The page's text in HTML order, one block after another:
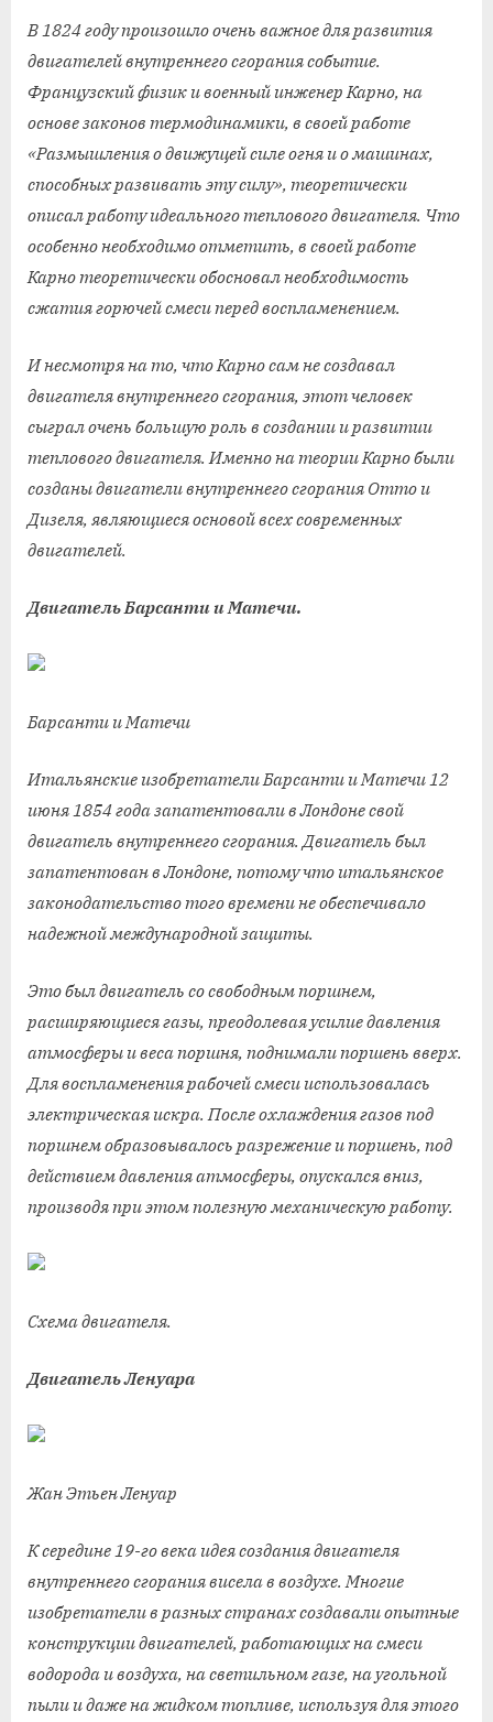
В 1824 году произошло очень важное для развития
двигателей внутреннего сгорания событие.
Французский физик и военный инженер Карно, на
основе законов термодинамики, в своей работе
«Размышления о движущей силе огня и о машинах,
способных развивать эту силу», теоретически
описал работу идеального теплового двигателя. Что
особенно необходимо отметить, в своей работе
Карно теоретически обосновал необходимость
сжатия горючей смеси перед воспламенением.
И несмотря на то, что Карно сам не создавал
двигателя внутреннего сгорания, этот человек
сыграл очень большую роль в создании и развитии
теплового двигателя. Именно на теории Карно были
созданы двигатели внутреннего сгорания Отто и
Дизеля, являющиеся основой всех современных
двигателей.
Двигатель Барсанти и Матечи.
Барсанти и Матечи
Итальянские изобретатели Барсанти и Матечи 12
июня 1854 года запатентовали в Лондоне свой
двигатель внутреннего сгорания. Двигатель был
запатентован в Лондоне, потому что итальянское
законодательство того времени не обеспечивало
надежной международной защиты.
Это был двигатель со свободным поршнем,
расширяющиеся газы, преодолевая усилие давления
атмосферы и веса поршня, поднимали поршень вверх.
Для воспламенения рабочей смеси использовалась
электрическая искра. После охлаждения газов под
поршнем образовывалось разрежение и поршень, под
действием давления атмосферы, опускался вниз,
производя при этом полезную механическую работу.
Схема двигателя.
Двигатель Ленуара
Жан Этьен Ленуар
К середине 19-го века идея создания двигателя
внутреннего сгорания висела в воздухе. Многие
изобретатели в разных странах создавали опытные
конструкции двигателей, работающих на смеси
водорода и воздуха, на светильном газе, на угольной
пыли и даже на жидком топливе, используя для этого